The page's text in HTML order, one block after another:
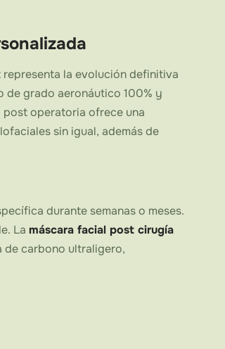
la evolución definitiva
grado aeronáutico 100% y
post operatoria ofrece una
sin igual, además de
durante semanas o meses.
La máscara facial post cirugía
carbono ultraligero,
el deporte de élite— con total